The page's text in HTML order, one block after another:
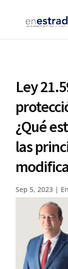
Ley
¿Qué
las
Sep 5, 2023 |